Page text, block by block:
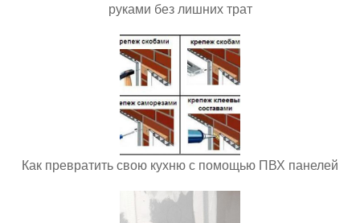
руками без лишних трат
Как превратить свою кухню с помощью ПВХ панелей